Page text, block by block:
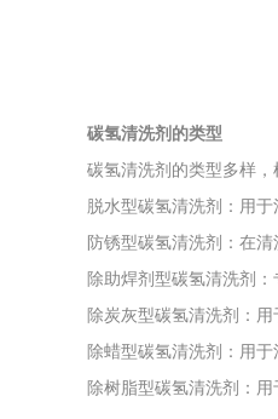
碳氢清洗剂的类型
碳氢清洗剂的类型多样，
脱水型碳氢清洗剂：用
防锈型碳氢清洗剂：在
除助焊剂型碳氢清洗剂
除炭灰型碳氢清洗剂：
除蜡型碳氢清洗剂：用
除树脂型碳氢清洗剂：